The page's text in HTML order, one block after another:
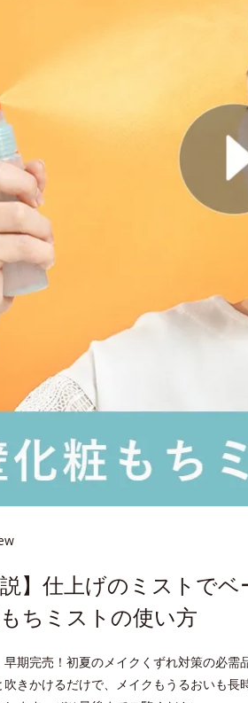
説】仕上げのミストで
ちミストの使い方
期完売！初夏のメイクくずれ対策の必
きかけるだけで、メイクもうるおいも